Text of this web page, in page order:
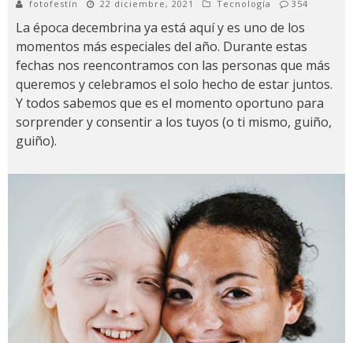
fotofestín 22 diciembre, 2021 Tecnología 354
La época decembrina ya está aquí y es uno de los
momentos más especiales del año. Durante estas
fechas nos reencontramos con las personas que más
queremos y celebramos el solo hecho de estar juntos.
Y todos sabemos que es el momento oportuno para
sorprender y consentir a los tuyos (o ti mismo, guiño,
guiño).